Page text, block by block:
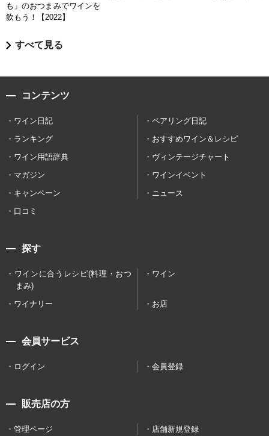
も」のおつまみでワインを
飲もう！【2022】
すべて見る
コンテンツ
ワイン日記
ペアリング日記
ランキング
おすすめワイン＆レシピ
ワイン用語辞典
ヴィンテージチャート
マガジン
ワインイベント
キャンペーン
ニュース
口コミ
探す
ワインに合うレシピ(料理・おつ
まみ)
ワイン
ワイナリー お店
会員サービス
ログイン 会員登録
販売店の方
管理ページ 店舗新規登録